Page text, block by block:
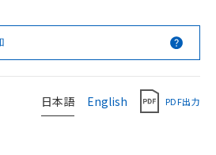
日本語 English PDF出力